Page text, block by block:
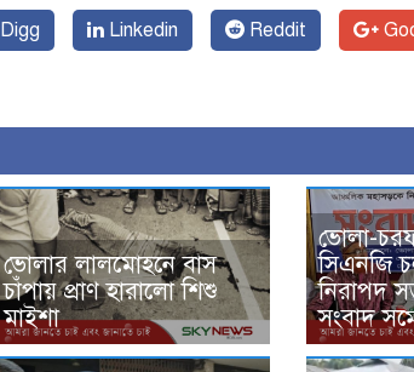
Digg Linkedin Reddit
ভোলার লালমোহনে বাস
চাঁপায় প্রাণ হারালো শিশু
মাইশা
ভোলা-
সিএনজি
নিরাপদ
সংবাদ